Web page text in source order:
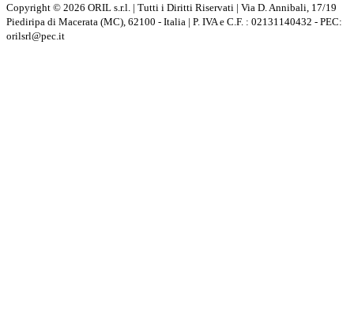
Copyright © 2026 ORIL s.r.l. | Tutti i Diritti Riservati | Via D. Annibali, 17/19
Piediripa di Macerata (MC), 62100 - Italia | P. IVA e C.F. : 02131140432 - PEC:
orilsrl@pec.it